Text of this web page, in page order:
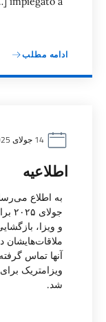
ادامه مطلب
اطلاعیه
و ویزا،
ملاقات‌هایشان
آنها تماس
ویزامتریک
شد.